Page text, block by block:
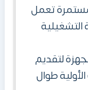
تعمل
التشغيلية
لتقديم
طوال